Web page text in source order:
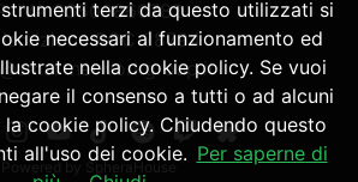
P. IVA 03500860782
ROC 28794
Powered by SpheraHouse
terzi da questo utilizzati si
necessari al funzionamento ed
nella cookie policy. Se vuoi
il consenso a tutti o ad alcuni
cookie policy. Chiudendo questo
all'uso dei cookie. Per saperne di